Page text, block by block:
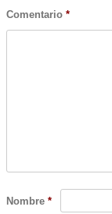
Comentario *
Nombre *